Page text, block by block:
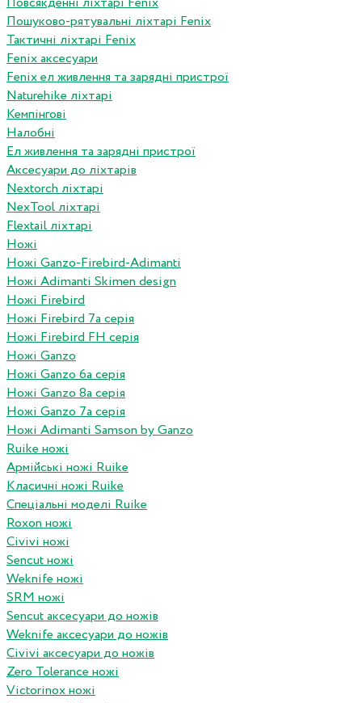
Пошуково-рятувальні ліхтарі Fenix
Тактичні ліхтарі Fenix
Fenix аксесуари
Fenix ел живлення та зарядні пристрої
Naturehike ліхтарі
Кемпінгові
Налобні
Ел живлення та зарядні пристрої
Аксесуари до ліхтарів
Nextorch ліхтарі
NexTool ліхтарі
Flextail ліхтарі
Ножі
Ножі Ganzo-Firebird-Adimanti
Ножі Adimanti Skimen design
Ножі Firebird
Ножі Firebird 7а серія
Ножі Firebird FH серія
Ножі Ganzo
Ножі Ganzo 6а серія
Ножі Ganzo 8а серія
Ножі Ganzo 7а серія
Ножі Adimanti Samson by Ganzo
Ruike ножі
Армійські ножі Ruike
Класичні ножі Ruike
Спеціальні моделі Ruike
Roxon ножi
Civivi ножі
Sencut ножі
Weknife ножі
SRM ножі
Sencut аксесуари до ножів
Weknife аксесуари до ножів
Civivi аксесуари до ножів
Zero Tolerance ножі
Victorinox ножі